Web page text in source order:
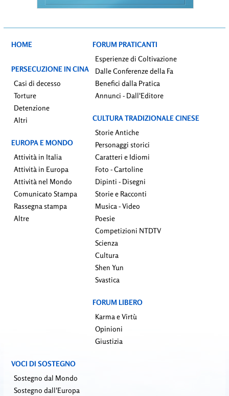
HOME
PERSECUZIONE IN CINA
Casi di decesso
Torture
Detenzione
Altri
EUROPA E MONDO
Attività in Italia
Attività in Europa
Attività nel Mondo
Comunicato Stampa
Rassegna stampa
Altre
FORUM PRATICANTI
Esperienze di Coltivazione
Dalle Conferenze della Fa
Benefici dalla Pratica
Annunci - Dall'Editore
CULTURA TRADIZIONALE CINESE
Storie Antiche
Personaggi storici
Caratteri e Idiomi
Foto - Cartoline
Dipinti - Disegni
Storie e Racconti
Musica - Video
Poesie
Competizioni NTDTV
Scienza
Cultura
Shen Yun
Svastica
FORUM LIBERO
Karma e Virtù
Opinioni
Giustizia
VOCI DI SOSTEGNO
Sostegno dal Mondo
Sostegno dall'Europa